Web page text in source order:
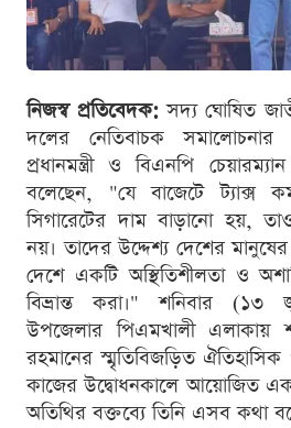
নিজস্ব প্রতিবেদক: সদ্য ঘোষিত
দলের নেতিবাচক
প্রধানমন্ত্রী ও বিএনপি
বলেছেন, "যে বাজেটে ট্যাক্স
সিগারেটের দাম বাড়ানো হয়,
নয়। তাদের উদ্দেশ্য দেশের
দেশে একটি অস্থিতিশীলতা ও
বিভ্রান্ত করা।" শনিবার
উপজেলার পিএমখালী এলাকায়
রহমানের স্মৃতিবিজড়িত
কাজের উদ্বোধনকালে আয়োজিত
অতিথির বক্তব্যে তিনি এসব কথা